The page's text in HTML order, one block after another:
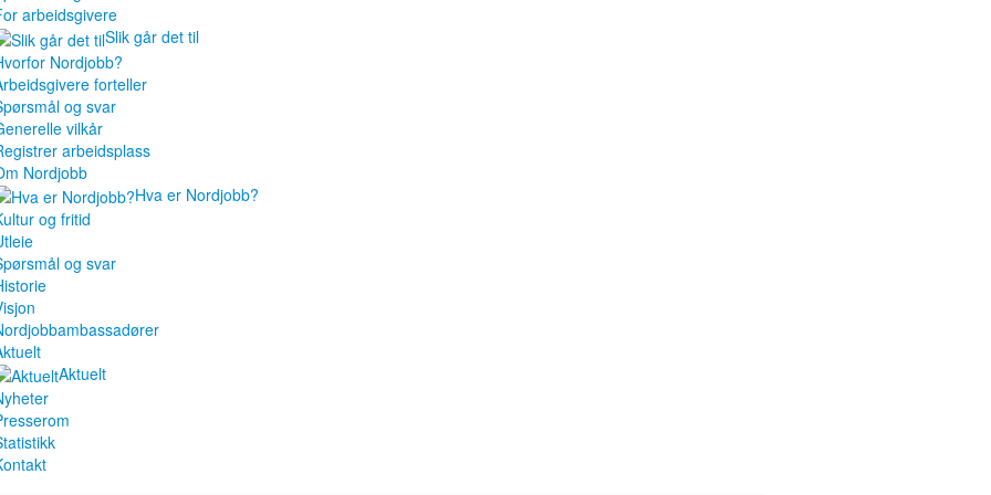
arbeidsgivere
Slik går det til
Nordjobb?
forteller
og svar
vilkår
arbeidsplass
Nordjobb
Hva er Nordjobb?
og fritid
og svar
Aktuelt